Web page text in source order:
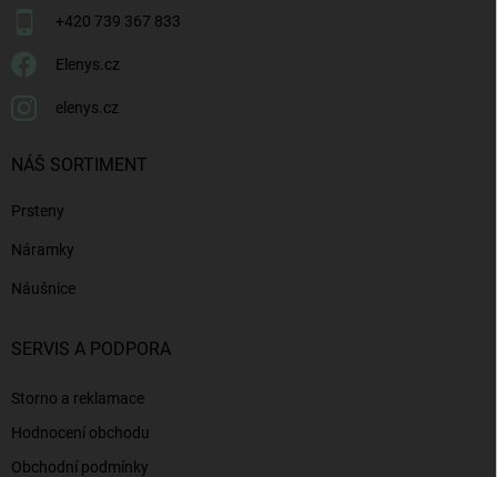
+420 739 367 833
Elenys.cz
elenys.cz
NÁŠ SORTIMENT
Prsteny
Náramky
Náušnice
SERVIS A PODPORA
Storno a reklamace
Hodnocení obchodu
Obchodní podmínky